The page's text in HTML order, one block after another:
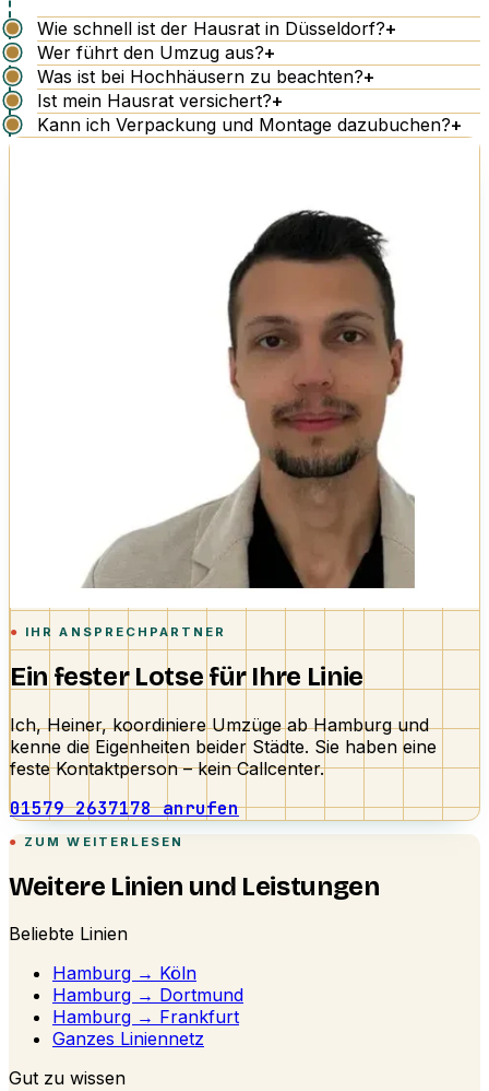
Wie schnell ist der Hausrat in Düsseldorf?+
Wer führt den Umzug aus?+
Was ist bei Hochhäusern zu beachten?+
Ist mein Hausrat versichert?+
Kann ich Verpackung und Montage dazubuchen?+
IHR ANSPRECHPARTNER
Ein fester Lotse für Ihre Linie
Ich, Heiner, koordiniere Umzüge ab Hamburg und
kenne die Eigenheiten beider Städte. Sie haben eine
feste Kontaktperson – kein Callcenter.
01579 2637178 anrufen
ZUM WEITERLESEN
Weitere Linien und Leistungen
Beliebte Linien
Hamburg → Köln
Hamburg → Dortmund
Hamburg → Frankfurt
Ganzes Liniennetz
Gut zu wissen